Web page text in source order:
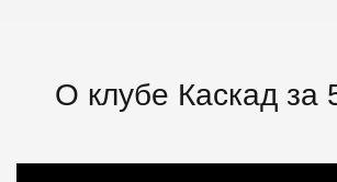
О клубе Каскад за